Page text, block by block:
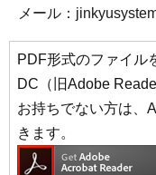
メール：
PDF形式のファイル
DC（旧Adobe
お持ちでない方は、
きます。